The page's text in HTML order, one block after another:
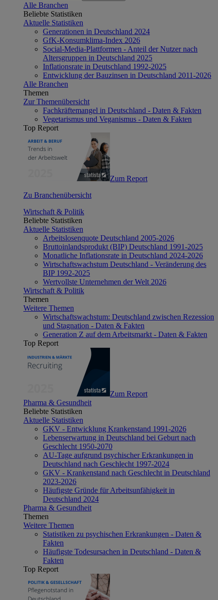
Alle Branchen
Beliebte Statistiken
Aktuelle Statistiken
Generationen in Deutschland 2024
GfK-Konsumklima-Index 2026
Social-Media-Plattformen - Anteil der Nutzer nach
Altersgruppen in Deutschland 2025
Inflationsrate in Deutschland 1992-2025
Entwicklung der Bauzinsen in Deutschland 2011-2026
Alle Branchen
Themen
Zur Themenübersicht
Fachkräftemangel in Deutschland - Daten & Fakten
Vegetarismus und Veganismus - Daten & Fakten
Top Report
Zum Report
Zu Branchenübersicht
Wirtschaft & Politik
Beliebte Statistiken
Aktuelle Statistiken
Arbeitslosenquote Deutschland 2005-2026
Bruttoinlandsprodukt (BIP) Deutschland 1991-2025
Monatliche Inflationsrate in Deutschland 2024-2026
Wirtschaftswachstum Deutschland - Veränderung des
BIP 1992-2025
Wertvollste Unternehmen der Welt 2026
Wirtschaft & Politik
Themen
Weitere Themen
Wirtschaftswachstum: Deutschland zwischen Rezession
und Stagnation - Daten & Fakten
Generation Z auf dem Arbeitsmarkt - Daten & Fakten
Top Report
Zum Report
Pharma & Gesundheit
Beliebte Statistiken
Aktuelle Statistiken
GKV - Entwicklung Krankenstand 1991-2026
Lebenserwartung in Deutschland bei Geburt nach
Geschlecht 1950-2070
AU-Tage aufgrund psychischer Erkrankungen in
Deutschland nach Geschlecht 1997-2024
GKV - Krankenstand nach Geschlecht in Deutschland
2023-2026
Häufigste Gründe für Arbeitsunfähigkeit in
Deutschland 2024
Pharma & Gesundheit
Themen
Weitere Themen
Statistiken zu psychischen Erkrankungen - Daten &
Fakten
Häufigste Todesursachen in Deutschland - Daten &
Fakten
Top Report